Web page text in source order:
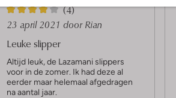
4
S
t
e
r
r
(4)
23 april 2021 door Rian
Leuke slipper
Altijd leuk, de Lazamani slippers
voor in de zomer. Ik had deze al
eerder maar helemaal afgedragen
na aantal jaar.